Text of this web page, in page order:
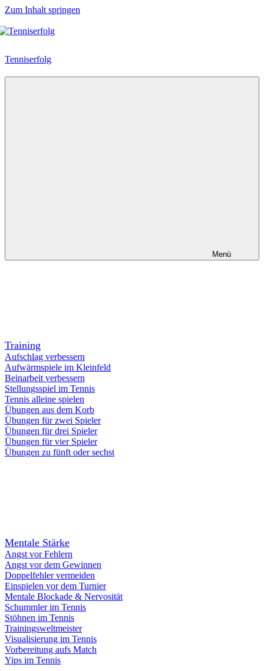
Zum Inhalt springen
Tenniserfolg
Menü
Training
Aufschlag verbessern
Aufwärmspiele im Kleinfeld
Beinarbeit verbessern
Stellungsspiel im Tennis
Tennis alleine spielen
Übungen aus dem Korb
Übungen für zwei Spieler
Übungen für drei Spieler
Übungen für vier Spieler
Übungen zu fünft oder sechst
Mentale Stärke
Angst vor Fehlern
Angst vor dem Gewinnen
Doppelfehler vermeiden
Einspielen vor dem Turnier
Mentale Blockade & Nervosität
Schummler im Tennis
Stöhnen im Tennis
Trainingsweltmeister
Visualisierung im Tennis
Vorbereitung aufs Match
Yips im Tennis